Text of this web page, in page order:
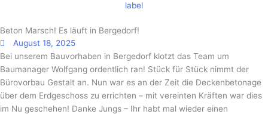
Beton Marsch! Es läuft in Bergedorf!
August 18, 2025
Bei unserem Bauvorhaben in Bergedorf klotzt das Team um
Baumanager Wolfgang ordentlich ran! Stück für Stück nimmt der
Bürovorbau Gestalt an. Nun war es an der Zeit die Deckenbetonage
über dem Erdgeschoss zu errichten – mit vereinten Kräften war dies
im Nu geschehen! Danke Jungs – Ihr habt mal wieder einen